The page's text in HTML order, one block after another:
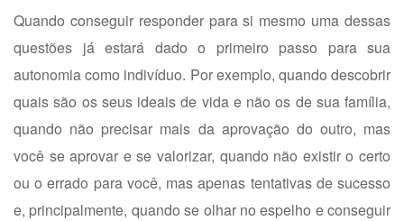
Quando conseguir responder para si mesmo uma dessas
questões já estará dado o primeiro passo para sua
autonomia como indivíduo. Por exemplo, quando descobrir
quais são os seus ideais de vida e não os de sua família,
quando não precisar mais da aprovação do outro, mas
você se aprovar e se valorizar, quando não existir o certo
ou o errado para você, mas apenas tentativas de sucesso
e, principalmente, quando se olhar no espelho e conseguir